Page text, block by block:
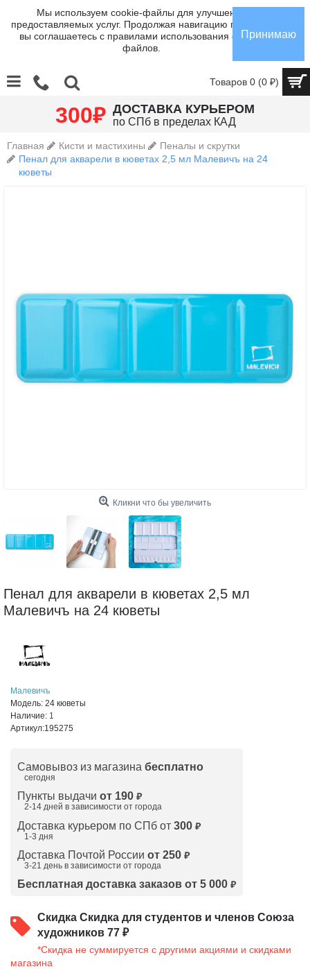
Мы используем cookie-файлы для улучшения
предоставляемых услуг. Продолжая навигацию по сайту,
вы соглашаетесь с правилами использования cookie-
файлов.
Принимаю
Товаров 0 (0 ₽)
300₽ ДОСТАВКА КУРЬЕРОМ
по СПб в пределах КАД
Главная Кисти и мастихины
Пеналы и скрутки
Пенал для акварели в кюветах 2,5 мл Малевичъ на 24
кюветы
Кликни что бы увеличить
Пенал для акварели в кюветах 2,5 мл
Малевичъ на 24 кюветы
Малевичъ
Модель: 24 кюветы
Наличие: 1
Артикул:195275
Самовывоз из магазина бесплатно
сегодня
Пункты выдачи от 190 ₽
2-14 дней в зависимости от города
Доставка курьером по СПб от 300 ₽
1-3 дня
Доставка Почтой России от 250 ₽
3-21 день в зависимости от города
Бесплатная доставка заказов от 5 000 ₽
Скидка Скидка для студентов и членов Союза
художников 77 ₽
*Скидка не суммируется с другими акциями и скидками
магазина